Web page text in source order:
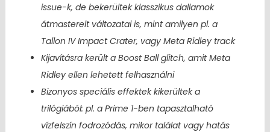
issue-k, de bekerültek klasszikus dallamok
átmasterelt változatai is, mint amilyen pl. a
Tallon IV Impact Crater, vagy Meta Ridley track
Kijavításra került a Boost Ball glitch, amit Meta
Ridley ellen lehetett felhasználni
Bizonyos speciális effektek kikerültek a
trilógiából: pl. a Prime 1-ben tapasztalható
vízfelszín fodrozódás, mikor találat vagy hatás